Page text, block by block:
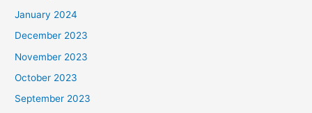
January 2024
December 2023
November 2023
October 2023
September 2023